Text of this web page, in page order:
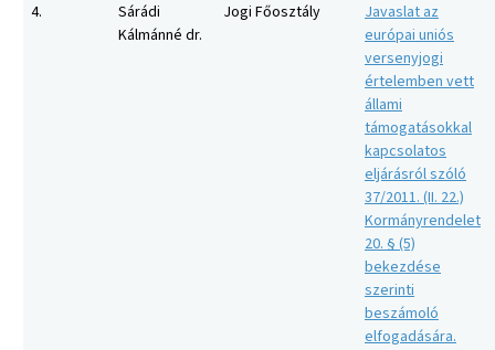
4.
Sárádi
Kálmánné dr.
Jogi Főosztály
Javaslat az
európai uniós
versenyjogi
értelemben vett
állami
támogatásokkal
kapcsolatos
eljárásról szóló
37/2011. (II. 22.)
Kormányrendelet
20. § (5)
bekezdése
szerinti
beszámoló
elfogadására.